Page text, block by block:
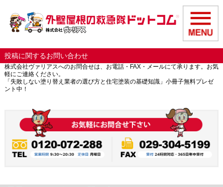
投稿に関するお問い合わせ
株式会社ヴァリアスへのお問合せは、お電話・FAX・メールにて承ります。お気
軽にご連絡ください。
「失敗しない塗り替え業者の選び方と住宅塗装の基礎知識」小冊子無料プレゼ
ント中！